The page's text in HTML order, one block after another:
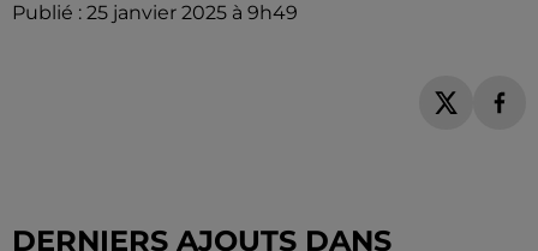
Publié : 25 janvier 2025 à 9h49
DERNIERS AJOUTS DANS